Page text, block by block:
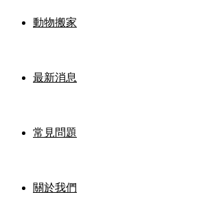
動物搬家
最新消息
常見問題
關於我們